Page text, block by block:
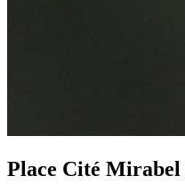
Place Cité Mirabel